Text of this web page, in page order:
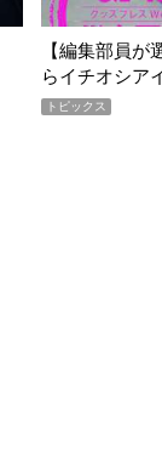
「買って損な
期AWARD】
トピックス